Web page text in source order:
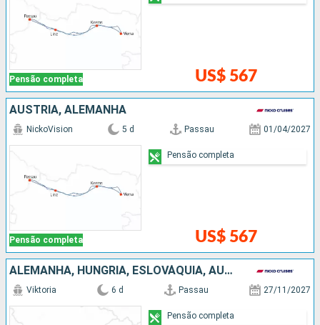
Pensão completa US$ 567
AUSTRIA, ALEMANHA
Pensão completa
NickoVision 5 d Passau 01/04/2027
US$ 567
Pensão completa
ALEMANHA, HUNGRIA, ESLOVÁQUIA, AUSTRIA
Viktoria 6 d Passau 27/11/2027
Pensão completa